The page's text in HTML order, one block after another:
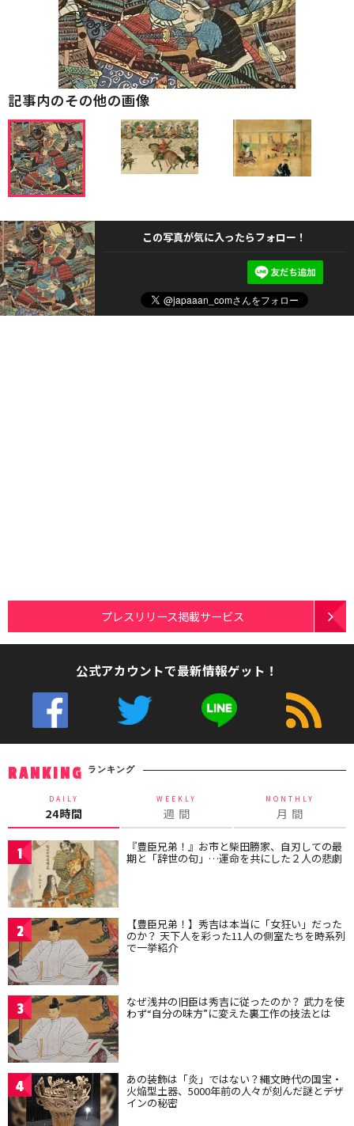
記事内のその他の画像
この写真が気に入ったらフォロー！
プレスリリース掲載サービス
公式アカウントで最新情報ゲット！
RANKING ランキング
DAILY
24時間
WEEKLY
週 間
MONTHLY
月 間
1 『豊臣兄弟！』お市と柴田勝家、自刃しての最
期と「辞世の句」…運命を共にした２人の悲劇
2 【豊臣兄弟！】秀吉は本当に「女狂い」だった
のか？ 天下人を彩った11人の側室たちを時系列
で一挙紹介
3 なぜ浅井の旧臣は秀吉に従ったのか？ 武力を使
わず“自分の味方”に変えた裏工作の技法とは
4 あの装飾は「炎」ではない？縄文時代の国宝・
火焔型土器、5000年前の人々が刻んだ謎とデザ
インの秘密